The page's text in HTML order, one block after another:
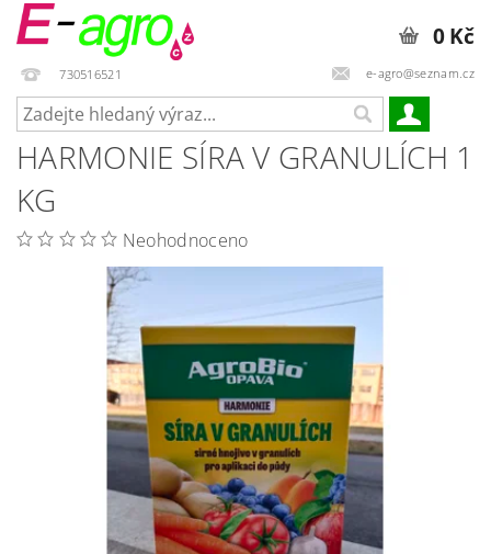
730516521 e-agro@seznam.cz
0 Kč
HARMONIE SÍRA V GRANULÍCH 1
KG
Neohodnoceno